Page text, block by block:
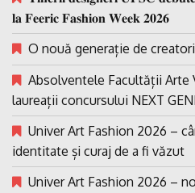
𝐥𝐚 𝐅𝐞𝐞𝐫𝐢𝐜 𝐅𝐚𝐬𝐡𝐢𝐨𝐧 𝐖𝐞𝐞𝐤 𝟐𝟎𝟐𝟔
O nouă generație de creatori
Absolventele Facultății Arte
laureații concursului NEXT
Univer Art Fashion 2026 –
identitate și curaj de a fi văzut
Univer Art Fashion 2026 –